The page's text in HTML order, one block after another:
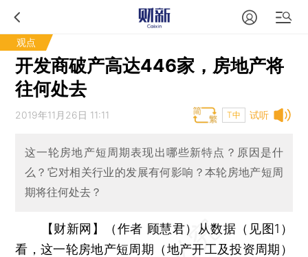
观点
开发商破产高达446家，房地产将
往何处去
试听
2019年11月26日 11:11 T中
这一轮房地产短周期表现出哪些新特点？原因是什
么？它对相关行业的发展有何影响？本轮房地产短周
期将往何处去？
【财新网】（作者 顾慧君）
从数据（见图1）
看，这一轮房地产短周期（地产开工及投资周期）